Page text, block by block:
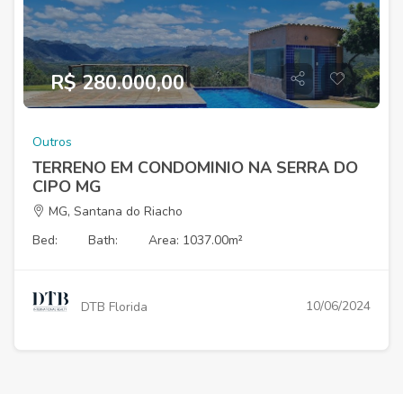
R$ 280.000,00
Outros
TERRENO EM CONDOMINIO NA SERRA DO
CIPO MG
MG, Santana do Riacho
Bed:
Bath: Area: 1037.00m²
DTB Florida 10/06/2024